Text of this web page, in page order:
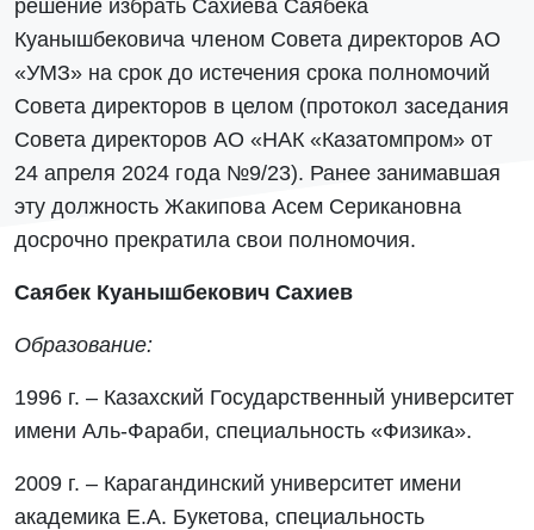
решение избрать Сахиева Саябека
Куанышбековича членом Совета директоров АО
«УМЗ» на срок до истечения срока полномочий
Совета директоров в целом (протокол заседания
Совета директоров АО «НАК «Казатомпром» от
24 апреля 2024 года №9/23). Ранее занимавшая
эту должность Жакипова Асем Серикановна
досрочно прекратила свои полномочия.
Саябек Куанышбекович Сахиев
Образование:
1996 г. – Казахский Государственный университет
имени Аль-Фараби, специальность «Физика».
2009 г. – Карагандинский университет имени
академика Е.А. Букетова, специальность